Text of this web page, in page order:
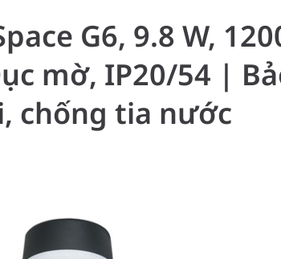
G6, 9.8 W,
mờ, IP20/54 |
chống tia nước